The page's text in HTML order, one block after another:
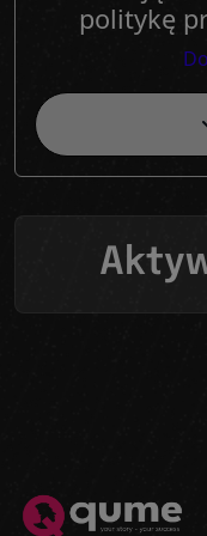
politykę